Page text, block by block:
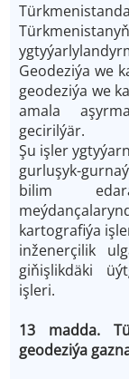
Geodeziýa we
geodeziýa we
amala
gecirilýär.
Şu işler
gurluşyk-
bilim
kartografiýa
inženerçilik
giňişlikdäki
işleri.
13 madda.
geodeziýa